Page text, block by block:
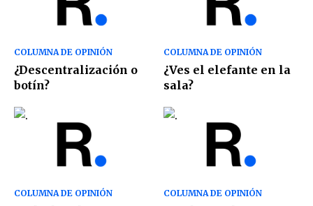
COLUMNA DE OPINIÓN
¿Descentralización o
botín?
COLUMNA DE OPINIÓN
¿Ves el elefante en la
sala?
COLUMNA DE OPINIÓN COLUMNA DE OPINIÓN